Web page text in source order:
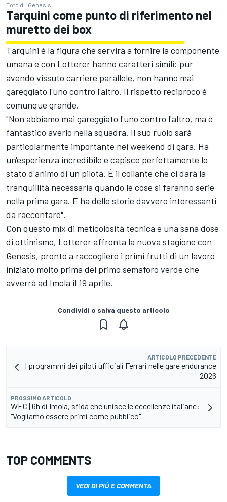
Foto di: Genesis
Tarquini come punto di riferimento nel
muretto dei box
Tarquini è la figura che servirà a fornire la componente
umana e con Lotterer hanno caratteri simili: pur
avendo vissuto carriere parallele, non hanno mai
gareggiato l'uno contro l'altro. Il rispetto reciproco è
comunque grande.
"Non abbiamo mai gareggiato l'uno contro l'altro, ma è
fantastico averlo nella squadra. Il suo ruolo sarà
particolarmente importante nei weekend di gara. Ha
un'esperienza incredibile e capisce perfettamente lo
stato d'animo di un pilota. È il collante che ci darà la
tranquillità necessaria quando le cose si faranno serie
nella prima gara. E ha delle storie davvero interessanti
da raccontare".
Con questo mix di meticolosità tecnica e una sana dose
di ottimismo, Lotterer affronta la nuova stagione con
Genesis, pronto a raccogliere i primi frutti di un lavoro
iniziato molto prima del primo semaforo verde che
avverrà ad Imola il 19 aprile.
Condividi o salva questo articolo
ARTICOLO PRECEDENTE
I programmi dei piloti ufficiali Ferrari nelle gare endurance
2026
PROSSIMO ARTICOLO
WEC | 6h di Imola, sfida che unisce le eccellenze italiane:
"Vogliamo essere primi come pubblico"
TOP COMMENTS
VEDI DI PIÙ E COMMENTA